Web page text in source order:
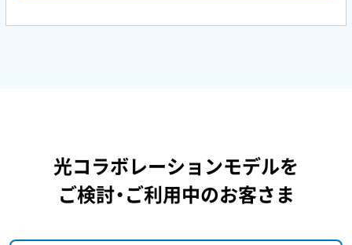
光コラボレーションモデルを
ご検討・ご利用中のお客さま